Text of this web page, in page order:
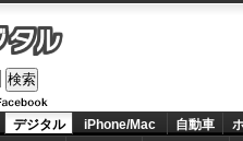
ル
デジタル iPhone/Mac 自動車